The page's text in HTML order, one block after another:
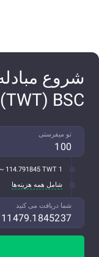
(TWT) BSC
تو میفرستی
1 LTC ~ 114.791845 TWT
شامل همه هزینه‌ها
شما دریافت می کنید